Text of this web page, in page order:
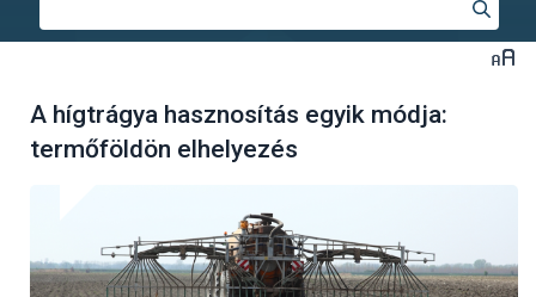
A hígtrágya hasznosítás egyik módja:
termőföldön elhelyezés